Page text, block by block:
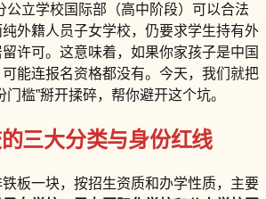
公立学校国际部（高中阶段）可以合法
外籍人员子女学校，仍要求学生持有外
许可。这意味着，如果你家孩子是中国
能连报名资格都没有。今天，我们就把
槛”掰开揉碎，帮你避开这个坑。
三大分类与身份红线
板一块，按招生资质和办学性质，主要